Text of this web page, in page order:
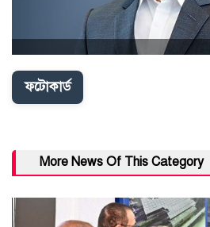
ফটোকার্ড
More News Of This Category